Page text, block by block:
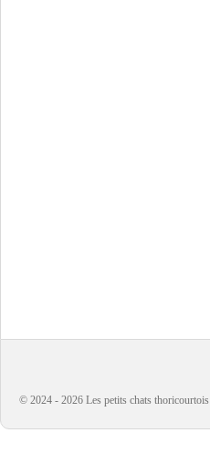
© 2024 - 2026 Les petits chats thoricourtois